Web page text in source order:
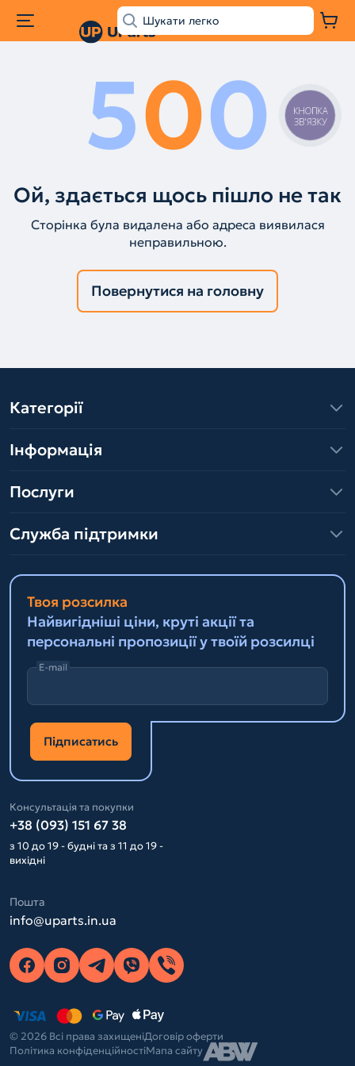
500
Ой, здається щось пішло не так
Сторінка була видалена або адреса виявилася
неправильною.
Повернутися на головну
Категорії
Інформація
Послуги
Служба підтримки
Твоя розсилка
Найвигідніші ціни, круті акції та
персональні пропозиції у твоїй розсилці
E-mail
Підписатись
Консультація та покупки
+38 (093) 151 67 38
з 10 до 19 - будні та з 11 до 19 -
вихідні
Пошта
info@uparts.in.ua
© 2026 Всі права захищеніДоговір оферти
Політика конфіденційностіМапа сайту
КНОПКА
ЗВ'ЯЗКУ